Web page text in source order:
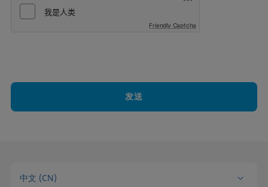
Friendly Captcha
发送
中文 (CN)